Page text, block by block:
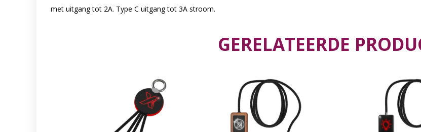
met uitgang tot 2A. Type C uitgang tot 3A stroom.
GERELATEERDE